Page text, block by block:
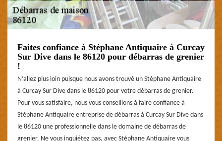
Faites confiance à Stéphane Antiquaire à Curcay
Sur Dive dans le 86120 pour débarras de grenier
!
N’allez plus loin puisque nous avons trouvé un Stéphane Antiquaire
à Curcay Sur Dive dans le 86120 pour votre débarras de grenier.
Pour vous satisfaire, nous vous conseillons à faire confiance à
Stéphane Antiquaire entreprise de débarras à Curcay Sur Dive dans
le 86120 une professionnelle dans le domaine de débarras de
grenier. Ne vous inquiétez pas, avec Stéphane Antiquaire vous